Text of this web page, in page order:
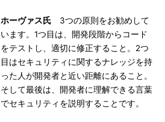
ホーヴァス氏 3つの原則をお勧めして
います。1つ目は、開発段階からコード
をテストし、適切に修正すること。2つ
目はセキュリティに関するナレッジを持
った人が開発者と近い距離にあること。
そして最後は、開発者に理解できる言葉
でセキュリティを説明することです。